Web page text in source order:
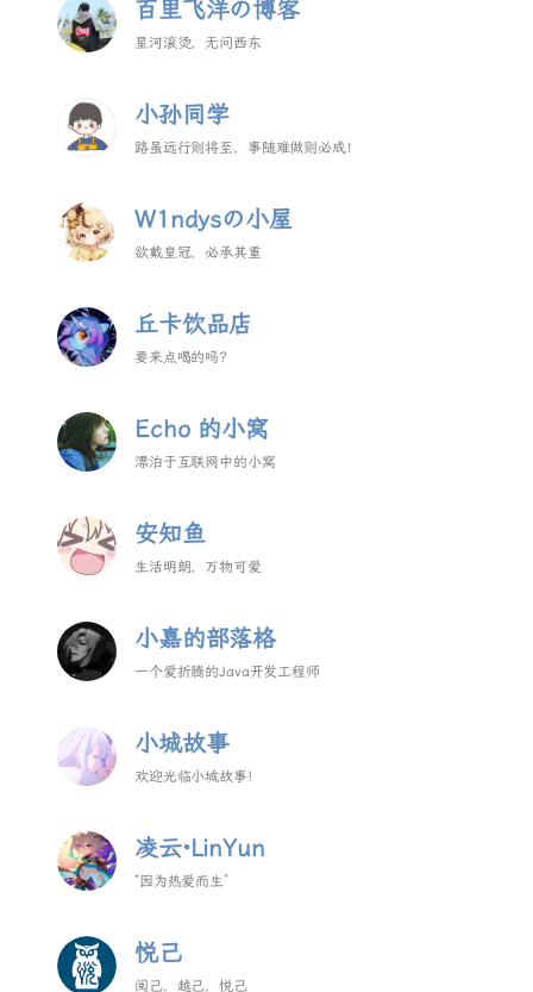
百里飞洋の博客
星河滚烫，无问西东
小孙同学
路虽远行则将至，事随难做则必成！
W1ndysの小屋
欲戴皇冠，必承其重
丘卡饮品店
要来点喝的吗？
Echo 的小窝
漂泊于互联网中的小窝
安知鱼
生活明朗，万物可爱
小嘉的部落格
一个爱折腾的Java开发工程师
小城故事
欢迎光临小城故事!
凌云·LinYun
“因为热爱而生”
悦己
阅己，越己，悦己